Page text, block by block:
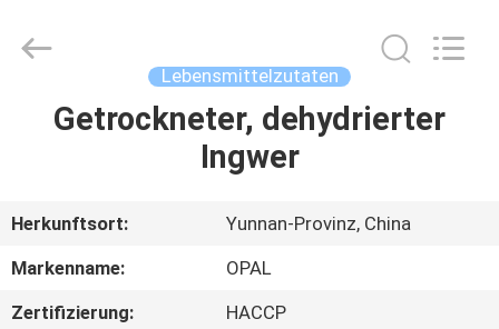
HAUS
ÜBER
UNS
Rights
Lebensmittelzutaten
Getrockneter, dehydrierter
Ingwer
Herkunftsort:
Yunnan-Provinz, China
Markenname:
OPAL
Zertifizierung:
HACCP